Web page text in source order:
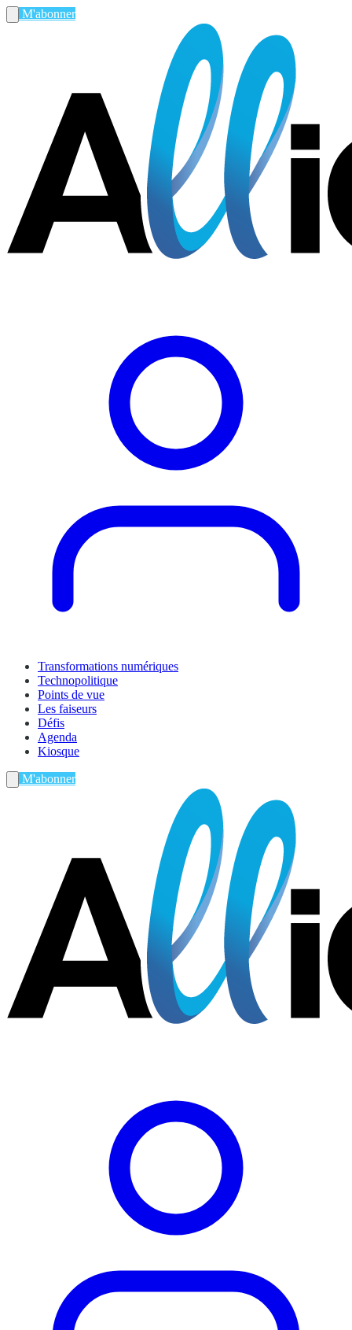
M'abonner
Transformations numériques
Technopolitique
Points de vue
Les faiseurs
Défis
Agenda
Kiosque
M'abonner